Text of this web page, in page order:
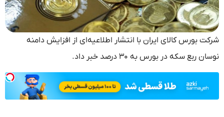
شرکت بورس کالای ایران با انتشار اطلاعیه‌ای از افزایش دامنه
نوسان ربع سکه در بورس به ۳۰ درصد خبر داد.